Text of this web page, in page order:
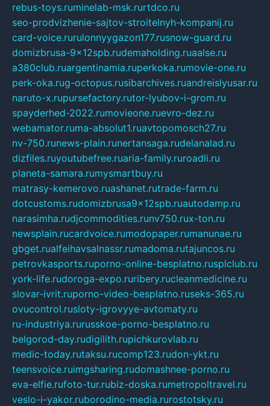
rebus-toys.ruminelab-msk.rurtdco.ru
seo-prodvizhenie-sajtov-stroitelnyh-kompanij.ru
card-voice.rurulonnyygazon177.rusnow-guard.ru
domizbrusa-9x12spb.rudemaholding.ruaalse.ru
a380club.ruargentinamia.ruperkoka.rumovie-one.ru
perk-oka.rug-octopus.rusibarchives.ruandreislyusar.ru
naruto-x.rupursefactory.rutor-lyubov-i-grom.ru
spayderhed-2022.rumovieone.ruevro-dez.ru
webamator.ruma-absolut1.ruavtopomosch27.ru
nv-750.runews-plain.runertansaga.rudelanalad.ru
dizfiles.ruyoutubefree.ruaria-family.ruroadli.ru
planeta-samara.rumysmartbuy.ru
matrasy-kemerovo.ruashanet.rutrade-farm.ru
dotcustoms.rudomizbrusa9x12spb.ruautodamp.ru
narasimha.rudjcommodities.runv750.rux-ton.ru
newsplain.rucardvoice.rumodopaper.rumanunae.ru
gbget.rualfeihavsalnassr.rumadoma.rutajuncos.ru
petrovkasports.ruporno-online-besplatno.rusplclub.ru
york-life.rudoroga-expo.ruribery.rucleanmedicine.ru
slovar-ivrit.ruporno-video-besplatno.ruseks-365.ru
ovucontrol.rusloty-igrovyye-avtomaty.ru
ru-industriya.rurusskoe-porno-besplatno.ru
belgorod-day.rudigilith.rupichkurovlab.ru
medic-today.rutaksu.rucomp123.rudon-ykt.ru
teensvoice.ruimgsharing.rudomashnee-porno.ru
eva-elfie.rufoto-tur.rubiz-doska.rumetropoltravel.ru
veslo-i-yakor.ruborodino-media.rurostotsky.ru